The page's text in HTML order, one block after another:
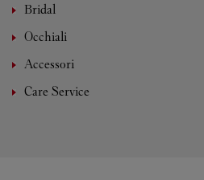
Bridal
Occhiali
Accessori
Care Service